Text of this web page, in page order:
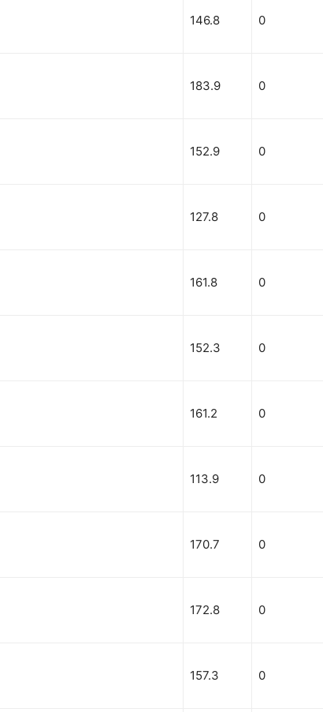
146.8 0
183.9 0
152.9 0
127.8 0
161.8 0
152.3 0
161.2 0
113.9 0
170.7 0
172.8 0
157.3 0